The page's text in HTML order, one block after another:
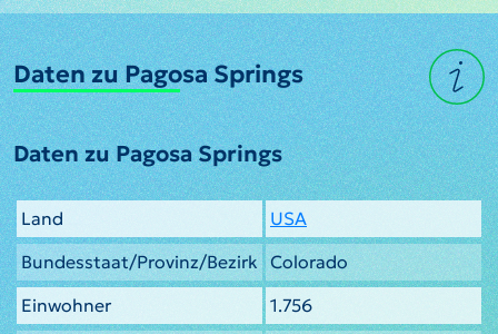
Daten zu Pagosa Springs
Daten zu Pagosa Springs
Land
USA
Bundesstaat/Provinz/Bezirk Colorado
Einwohner
1.756